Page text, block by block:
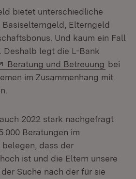
bietet unterschiedliche
Elterngeld
Und kaum ein Fall
Deshalb legt die L-Bank
Extern:
Beratung und Betreuung bei
im Zusammenhang mit
2022 stark nachgefragt
Beratungen im
dass der
ist und die Eltern unsere
Suche nach der für sie